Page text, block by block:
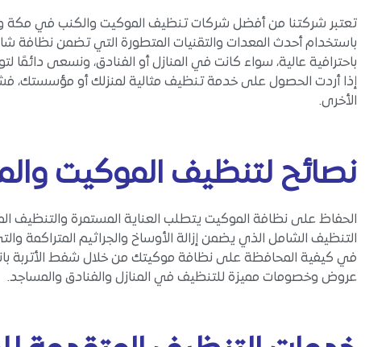
تعتبر شركتنا من أفضل شركات تنظيف الموكيت والكنب في مكة
باستخدام أحدث المعدات والتقنيات المتطورة التي تضمن نظافة
باحترافية عالية، سواء كانت في المنازل أو الفنادق، ونسعى
إذا أردت الحصول على خدمة تنظيف مثالية لمنزلك أو مؤسستك،
الأخرى.
نصائح لتنظيف الموكيت
الحفاظ على نظافة الموكيت يتطلب العناية المستمرة والتنظيف
التنظيف الشامل الذي يضمن إزالة الأوساخ والجراثيم المتراكمة
في كيفية المحافظة على نظافة موكيتك من خلال شفط الأتربة
عروض وخصومات مميزة للتنظيف في المنازل والفنادق والمساجد.